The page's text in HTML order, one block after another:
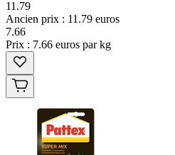
11.79
Ancien prix : 11.79 euros
7.66
Prix : 7.66 euros par kg